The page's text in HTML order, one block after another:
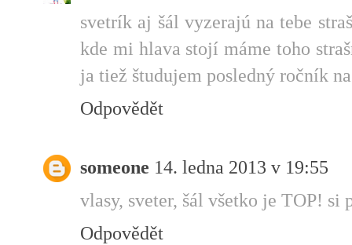
svetrík aj šál vyzerajú na tebe
kde mi hlava stojí máme toho
ja tiež študujem posledný ročník
Odpovědět
someone 14. ledna 2013 v 19:55
vlasy, sveter, šál všetko je TOP! si
Odpovědět